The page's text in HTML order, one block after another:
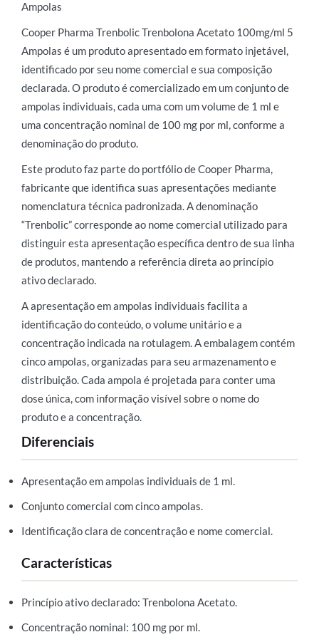
Ampolas
Cooper Pharma Trenbolic Trenbolona Acetato 100mg/ml 5
Ampolas é um produto apresentado em formato injetável,
identificado por seu nome comercial e sua composição
declarada. O produto é comercializado em um conjunto de
ampolas individuais, cada uma com um volume de 1 ml e
uma concentração nominal de 100 mg por ml, conforme a
denominação do produto.
Este produto faz parte do portfólio de Cooper Pharma,
fabricante que identifica suas apresentações mediante
nomenclatura técnica padronizada. A denominação
“Trenbolic” corresponde ao nome comercial utilizado para
distinguir esta apresentação específica dentro de sua linha
de produtos, mantendo a referência direta ao princípio
ativo declarado.
A apresentação em ampolas individuais facilita a
identificação do conteúdo, o volume unitário e a
concentração indicada na rotulagem. A embalagem contém
cinco ampolas, organizadas para seu armazenamento e
distribuição. Cada ampola é projetada para conter uma
dose única, com informação visível sobre o nome do
produto e a concentração.
Diferenciais
Apresentação em ampolas individuais de 1 ml.
Conjunto comercial com cinco ampolas.
Identificação clara de concentração e nome comercial.
Características
Princípio ativo declarado: Trenbolona Acetato.
Concentração nominal: 100 mg por ml.